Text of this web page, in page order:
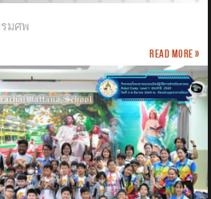
มศพ
Read more »